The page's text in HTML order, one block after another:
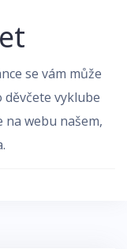
se vám může
děvčete vyklube
na webu našem,